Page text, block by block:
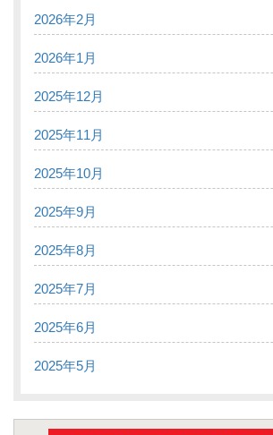
2026年2月
2026年1月
2025年12月
2025年11月
2025年10月
2025年9月
2025年8月
2025年7月
2025年6月
2025年5月